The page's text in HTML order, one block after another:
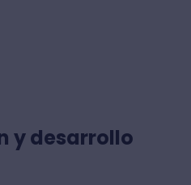
y desarrollo